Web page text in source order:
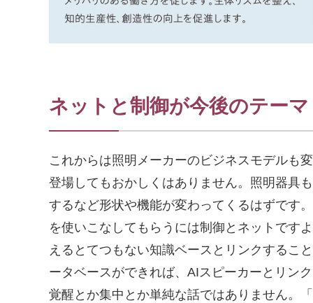
ネットと制御が今後のテーマ
これからは照明メーカーのビジネスモデルも
登場してもおかしくはありません。照明器具
するなど形状や機能が変わってくるはずです
を使いこなしてもらうには制御とネットです
えるとてつもない知識ベースとリンクするこ
ータベースができれば、AIスピーカーとリン
覚醒とか集中とか単純な話ではありません。